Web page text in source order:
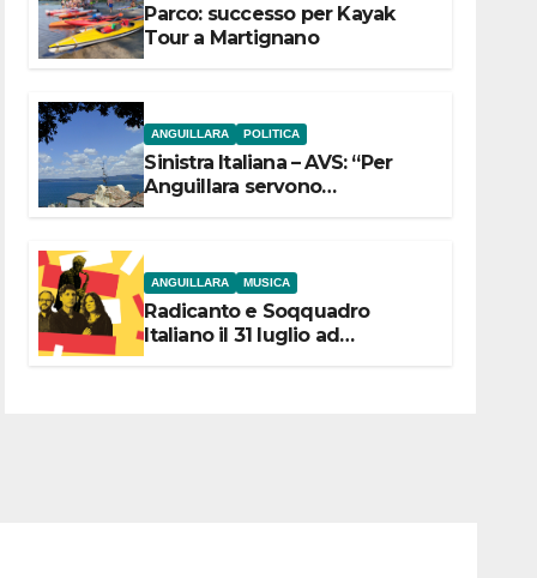
Parco: successo per Kayak
Tour a Martignano
ANGUILLARA POLITICA
Sinistra Italiana – AVS: “Per
Anguillara servono
ANGUILLARA MUSICA
Radicanto e Soqquadro
Italiano il 31 luglio ad